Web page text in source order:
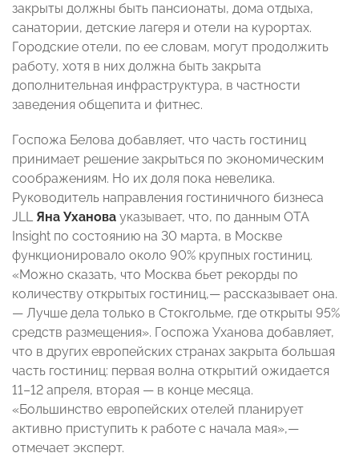
закрыты должны быть пансионаты, дома отдыха,
санатории, детские лагеря и отели на курортах.
Городские отели, по ее словам, могут продолжить
работу, хотя в них должна быть закрыта
дополнительная инфраструктура, в частности
заведения общепита и фитнес.
Госпожа Белова добавляет, что часть гостиниц
принимает решение закрыться по экономическим
соображениям. Но их доля пока невелика.
Руководитель направления гостиничного бизнеса
JLL Яна Уханова указывает, что, по данным OTA
Insight по состоянию на 30 марта, в Москве
функционировало около 90% крупных гостиниц.
«Можно сказать, что Москва бьет рекорды по
количеству открытых гостиниц,— рассказывает она.
— Лучше дела только в Стокгольме, где открыты 95%
средств размещения». Госпожа Уханова добавляет,
что в других европейских странах закрыта большая
часть гостиниц: первая волна открытий ожидается
11–12 апреля, вторая — в конце месяца.
«Большинство европейских отелей планирует
активно приступить к работе с начала мая»,—
отмечает эксперт.